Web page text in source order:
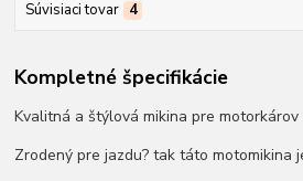
Súvisiaci tovar 4
Kompletné špecifikácie
Kvalitná a štýlová mikina pre motorkárov
Zrodený pre jazdu? tak táto motomikina